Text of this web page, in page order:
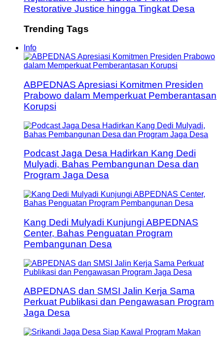
Restorative Justice hingga Tingkat Desa
Trending Tags
Info
ABPEDNAS Apresiasi Komitmen Presiden
Prabowo dalam Memperkuat Pemberantasan
Korupsi
Podcast Jaga Desa Hadirkan Kang Dedi
Mulyadi, Bahas Pembangunan Desa dan
Program Jaga Desa
Kang Dedi Mulyadi Kunjungi ABPEDNAS
Center, Bahas Penguatan Program
Pembangunan Desa
ABPEDNAS dan SMSI Jalin Kerja Sama
Perkuat Publikasi dan Pengawasan Program
Jaga Desa